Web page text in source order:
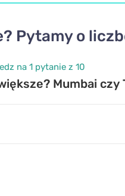
Pytamy o
na 1 pytanie z 10
Mumbai czy